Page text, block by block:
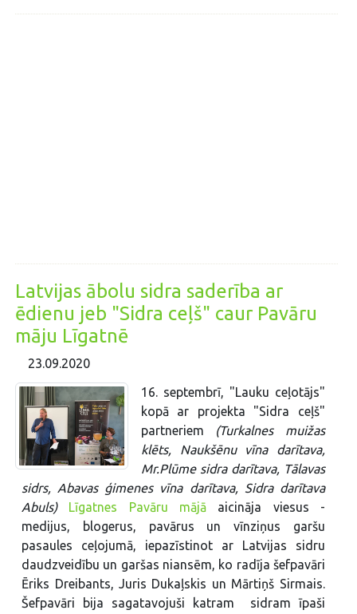
Latvijas ābolu sidra saderība ar
ēdienu jeb "Sidra ceļš" caur Pavāru
māju Līgatnē
23.09.2020
16. septembrī, "Lauku ceļotājs"
kopā ar projekta "Sidra ceļš"
partneriem (Turkalnes muižas
klēts, Naukšēnu vīna darītava,
Mr.Plūme sidra darītava, Tālavas
sidrs, Abavas ģimenes vīna darītava, Sidra darītava
Abuls)
Līgatnes Pavāru mājā aicināja viesus -
medijus, blogerus, pavārus un vīnziņus garšu
pasaules ceļojumā, iepazīstinot ar Latvijas sidru
daudzveidību un garšas niansēm, ko radīja šefpavāri
Ēriks Dreibants, Juris Dukaļskis un Mārtiņš Sirmais.
Šefpavāri bija sagatavojuši katram sidram īpaši